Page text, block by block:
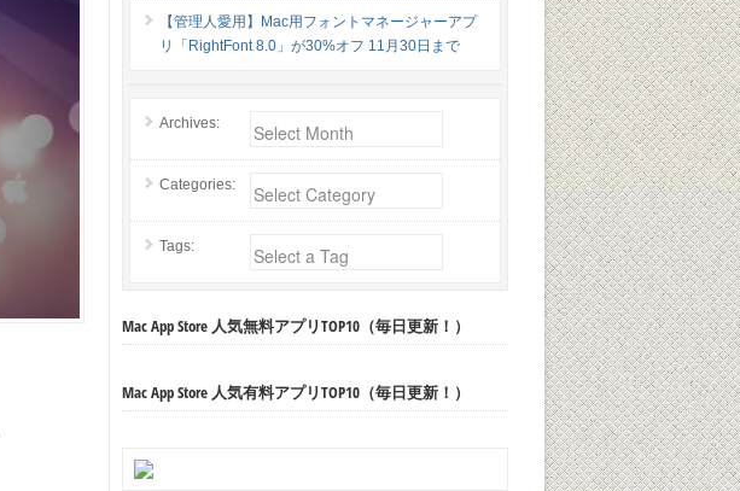
【管理人愛用】Mac用フォントマネージャーアプ
リ「RightFont 8.0」が30%オフ 11月30日まで
Archives:
Categories:
Tags:
Mac App Store 人気無料アプリTOP10（毎日更新！）
Mac App Store 人気有料アプリTOP10（毎日更新！）